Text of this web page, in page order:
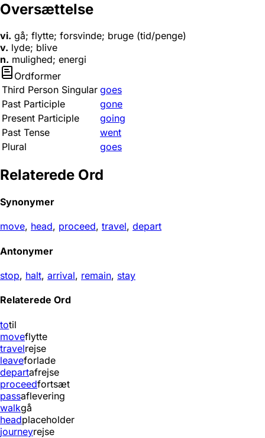
Oversættelse
vi. gå; flytte; forsvinde; bruge (tid/penge)
v. lyde; blive
n. mulighed; energi
Ordformer
Third Person Singular goes
Past Participle
gone
Present Participle
going
Past Tense
went
Plural
goes
Relaterede Ord
Synonymer
move, head, proceed, travel, depart
Antonymer
stop, halt, arrival, remain, stay
Relaterede Ord
totil
moveflytte
travelrejse
leaveforlade
departafrejse
proceedfortsæt
passaflevering
walkgå
headplaceholder
journeyrejse